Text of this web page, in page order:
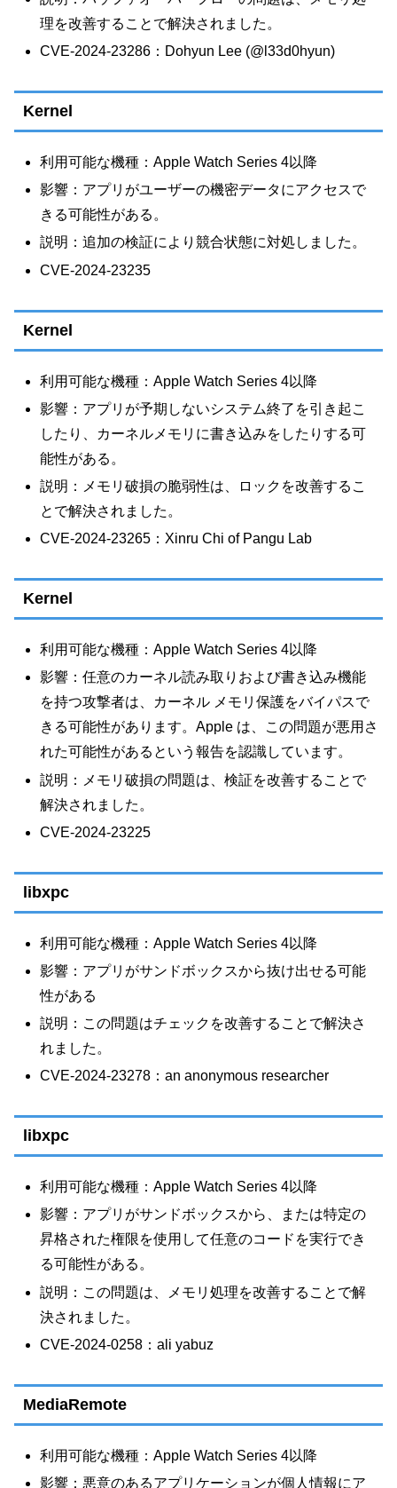
理を改善することで解決されました。
CVE-2024-23286：Dohyun Lee (@l33d0hyun)
Kernel
利用可能な機種：Apple Watch Series 4以降
影響：アプリがユーザーの機密データにアクセスで
きる可能性がある。
説明：追加の検証により競合状態に対処しました。
CVE-2024-23235
Kernel
利用可能な機種：Apple Watch Series 4以降
影響：アプリが予期しないシステム終了を引き起こ
したり、カーネルメモリに書き込みをしたりする可
能性がある。
説明：メモリ破損の脆弱性は、ロックを改善するこ
とで解決されました。
CVE-2024-23265：Xinru Chi of Pangu Lab
Kernel
利用可能な機種：Apple Watch Series 4以降
影響：任意のカーネル読み取りおよび書き込み機能
を持つ攻撃者は、カーネル メモリ保護をバイパスで
きる可能性があります。Apple は、この問題が悪用さ
れた可能性があるという報告を認識しています。
説明：メモリ破損の問題は、検証を改善することで
解決されました。
CVE-2024-23225
libxpc
利用可能な機種：Apple Watch Series 4以降
影響：アプリがサンドボックスから抜け出せる可能
性がある
説明：この問題はチェックを改善することで解決さ
れました。
CVE-2024-23278：an anonymous researcher
libxpc
利用可能な機種：Apple Watch Series 4以降
影響：アプリがサンドボックスから、または特定の
昇格された権限を使用して任意のコードを実行でき
る可能性がある。
説明：この問題は、メモリ処理を改善することで解
決されました。
CVE-2024-0258：ali yabuz
MediaRemote
利用可能な機種：Apple Watch Series 4以降
影響：悪意のあるアプリケーションが個人情報にア